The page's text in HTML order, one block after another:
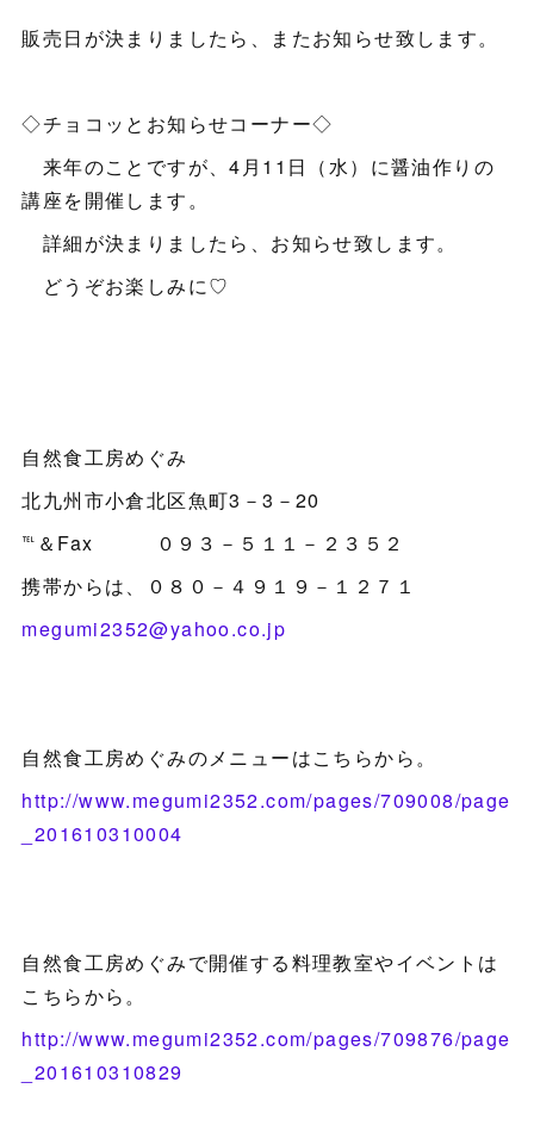
販売日が決まりましたら、またお知らせ致します。
◇チョコッとお知らせコーナー◇
来年のことですが、4月11日（水）に醤油作りの
講座を開催します。
詳細が決まりましたら、お知らせ致します。
どうぞお楽しみに♡
自然食工房めぐみ
北九州市小倉北区魚町3－3－20
℡＆Fax ０９３－５１１－２３５２
携帯からは、０８０－４９１９－１２７１
megumi2352@yahoo.co.jp
自然食工房めぐみのメニューはこちらから。
http://www.megumi2352.com/pages/709008/page
_201610310004
自然食工房めぐみで開催する料理教室やイベントは
こちらから。
http://www.megumi2352.com/pages/709876/page
_201610310829